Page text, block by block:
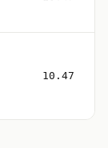
10.47